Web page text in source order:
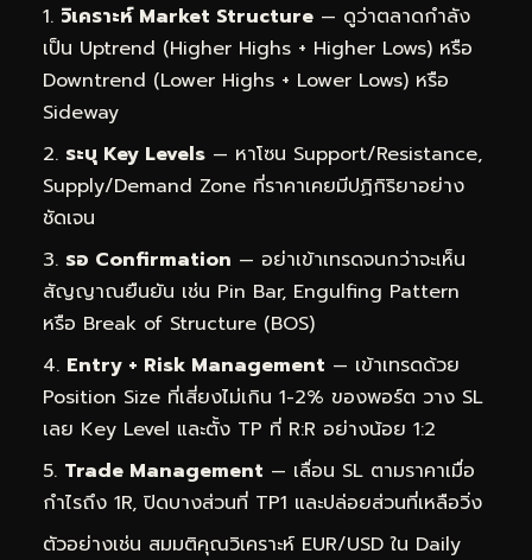
วิเคราะห์ Market Structure — ดูว่าตลาดกำลัง
เป็น Uptrend (Higher Highs + Higher Lows) หรือ
Downtrend (Lower Highs + Lower Lows) หรือ
Sideway
ระบุ Key Levels — หาโซน Support/Resistance,
Supply/Demand Zone ที่ราคาเคยมีปฏิกิริยาอย่าง
ชัดเจน
รอ Confirmation — อย่าเข้าเทรดจนกว่าจะเห็น
สัญญาณยืนยัน เช่น Pin Bar, Engulfing Pattern
หรือ Break of Structure (BOS)
Entry + Risk Management — เข้าเทรดด้วย
Position Size ที่เสี่ยงไม่เกิน 1-2% ของพอร์ต วาง SL
เลย Key Level และตั้ง TP ที่ R:R อย่างน้อย 1:2
Trade Management — เลื่อน SL ตามราคาเมื่อ
กำไรถึง 1R, ปิดบางส่วนที่ TP1 และปล่อยส่วนที่เหลือวิ่ง
ตัวอย่างเช่น สมมติคุณวิเคราะห์ EUR/USD ใน Daily